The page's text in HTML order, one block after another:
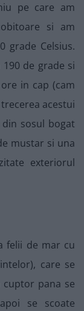
pe care am
si am
grade Celsius.
de grade si
in cap (cam
acestui
sosul bogat
mustar si una
exteriorul
felii de mar cu
care se
pana se
se scoate